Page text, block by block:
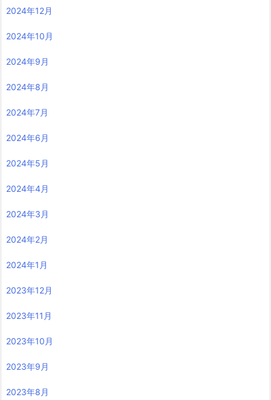
2024年12月
2024年10月
2024年9月
2024年8月
2024年7月
2024年6月
2024年5月
2024年4月
2024年3月
2024年2月
2024年1月
2023年12月
2023年11月
2023年10月
2023年9月
2023年8月